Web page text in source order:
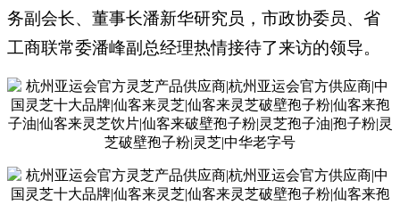
务副会长、董事长潘新华研究员，市政协委员、省
工商联常委潘峰副总经理热情接待了来访的领导。